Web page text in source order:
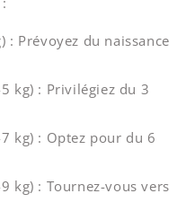
: Prévoyez du naissance
kg) : Privilégiez du 3
kg) : Optez pour du 6
kg) : Tournez-vous vers